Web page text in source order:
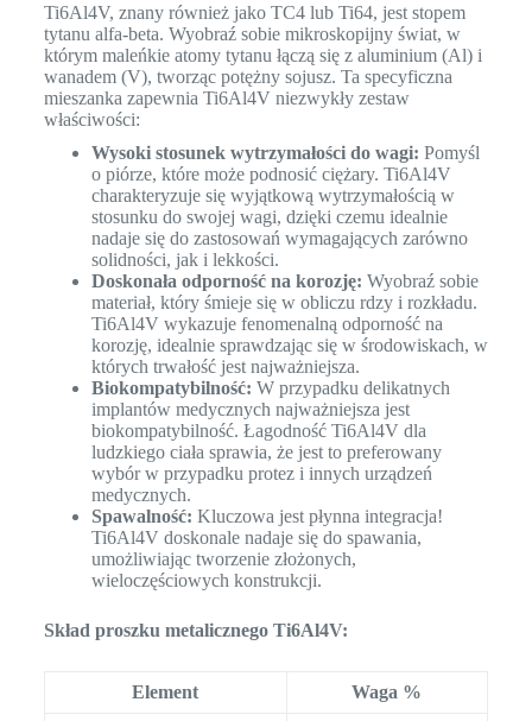
Ti6Al4V, znany również jako TC4 lub Ti64, jest stopem
tytanu alfa-beta. Wyobraź sobie mikroskopijny świat, w
którym maleńkie atomy tytanu łączą się z aluminium (Al) i
wanadem (V), tworząc potężny sojusz. Ta specyficzna
mieszanka zapewnia Ti6Al4V niezwykły zestaw
właściwości:
Wysoki stosunek wytrzymałości do wagi: Pomyśl
o piórze, które może podnosić ciężary. Ti6Al4V
charakteryzuje się wyjątkową wytrzymałością w
stosunku do swojej wagi, dzięki czemu idealnie
nadaje się do zastosowań wymagających zarówno
solidności, jak i lekkości.
Doskonała odporność na korozję: Wyobraź sobie
materiał, który śmieje się w obliczu rdzy i rozkładu.
Ti6Al4V wykazuje fenomenalną odporność na
korozję, idealnie sprawdzając się w środowiskach, w
których trwałość jest najważniejsza.
Biokompatybilność: W przypadku delikatnych
implantów medycznych najważniejsza jest
biokompatybilność. Łagodność Ti6Al4V dla
ludzkiego ciała sprawia, że jest to preferowany
wybór w przypadku protez i innych urządzeń
medycznych.
Spawalność: Kluczowa jest płynna integracja!
Ti6Al4V doskonale nadaje się do spawania,
umożliwiając tworzenie złożonych,
wieloczęściowych konstrukcji.
Skład proszku metalicznego Ti6Al4V:
Element Waga %